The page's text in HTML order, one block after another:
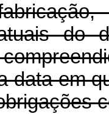
do
data em